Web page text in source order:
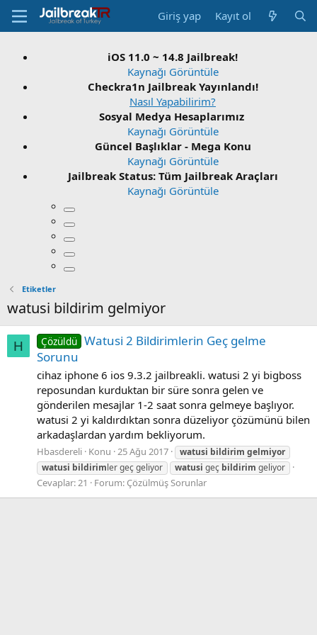
Giriş yap Kayıt ol
iOS 11.0 ~ 14.8 Jailbreak!
Kaynağı Görüntüle
Checkra1n Jailbreak Yayınlandı!
Nasıl Yapabilirim?
Sosyal Medya Hesaplarımız
Kaynağı Görüntüle
Güncel Başlıklar - Mega Konu
Kaynağı Görüntüle
Jailbreak Status: Tüm Jailbreak Araçları
Kaynağı Görüntüle
Etiketler
watusi bildirim gelmiyor
H Çözüldü Watusi 2 Bildirimlerin Geç gelme
Sorunu
cihaz iphone 6 ios 9.3.2 jailbreakli. watusi 2 yi bigboss
reposundan kurduktan bir süre sonra gelen ve
gönderilen mesajlar 1-2 saat sonra gelmeye başlıyor.
watusi 2 yi kaldırdıktan sonra düzeliyor çözümünü bilen
arkadaşlardan yardım bekliyorum.
Hbasdereli Konu 25 Ağu 2017 watusi bildirim gelmiyor
watusi bildirimler geç geliyor watusi geç bildirim geliyor
Cevaplar: 21 Forum: Çözülmüş Sorunlar